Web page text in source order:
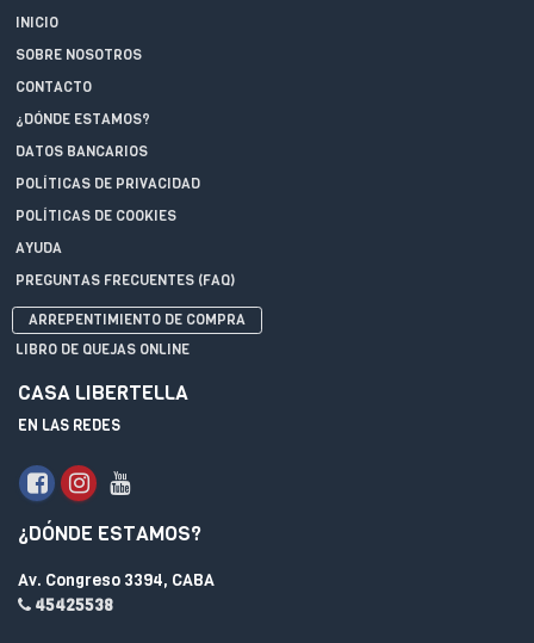
INICIO
SOBRE NOSOTROS
CONTACTO
¿DÓNDE ESTAMOS?
DATOS BANCARIOS
POLÍTICAS DE PRIVACIDAD
POLÍTICAS DE COOKIES
AYUDA
PREGUNTAS FRECUENTES (FAQ)
ARREPENTIMIENTO DE COMPRA
LIBRO DE QUEJAS ONLINE
CASA LIBERTELLA
EN LAS REDES
¿DÓNDE ESTAMOS?
Av. Congreso 3394, CABA
45425538